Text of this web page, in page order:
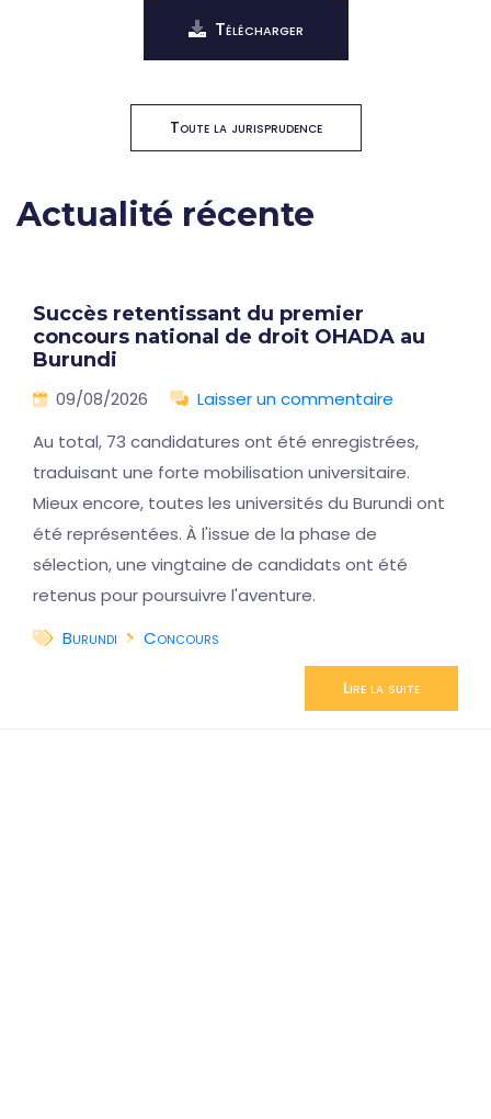
Télécharger
Toute la jurisprudence
Actualité récente
Succès retentissant du premier
concours national de droit OHADA au
Burundi
09/08/2026
Laisser un commentaire
Au total, 73 candidatures ont été enregistrées,
traduisant une forte mobilisation universitaire.
Mieux encore, toutes les universités du Burundi ont
été représentées. À l'issue de la phase de
sélection, une vingtaine de candidats ont été
retenus pour poursuivre l'aventure.
Burundi
Concours
Lire la suite